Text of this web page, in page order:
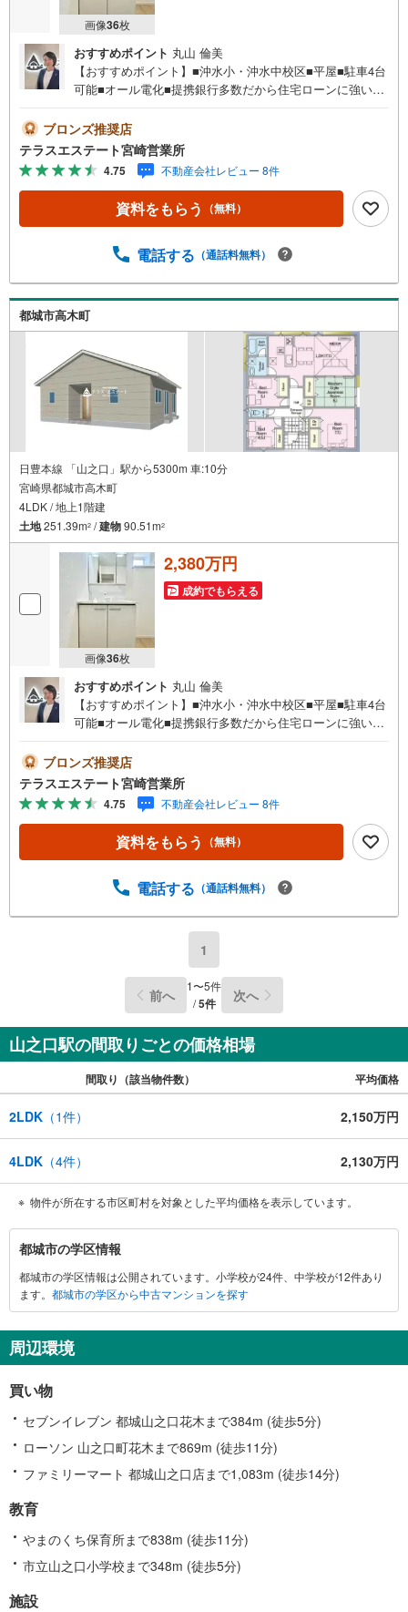
画像36枚
おすすめポイント 丸山 倫美
【おすすめポイント】■沖水小・沖水中校区■平屋■駐車4台
可能■オール電化■提携銀行多数だから住宅ローンに強い！
ある方ご相談ください。■ご見学・ローン相談だけでも大歓
迎！ 平日・土日祝いつでもご案内可能。 『今すぐ見たい』
にもできるだけ対応いたします（＾＾） 短時間でのご見学
も大歓迎。 お仕事帰りのご見学も可能。ご希望の日時や時
間お気軽にお申し付けください。 ●住宅ローンの相談大歓
迎（無料）『支払いができるか不安…』『頭金が用意でき
↓↓↓↓↓ テラスエステートなら… ・頭金ゼロ・ボーナス払
借入れのある方や過去にローン審査がダメだった方もご相
談可能。『無理のない支払いでマイホーム購入』をご提案
いたします。
ブロンズ推奨店
テラスエステート宮崎営業所
4.75 不動産会社レビュー 8件
資料をもらう （無料）
電話する （通話料無料）
都城市高木町
日豊本線 「山之口」駅から5300m 車:10分
宮崎県都城市高木町
4LDK / 地上1階建
土地251.39m2 /建物90.51m2
画像36枚
2,380万円
成約でもらえる
おすすめポイント 丸山 倫美
【おすすめポイント】■沖水小・沖水中校区■平屋■駐車4台
可能■オール電化■提携銀行多数だから住宅ローンに強い！
ある方ご相談ください。■ご見学・ローン相談だけでも大歓
迎！ 平日・土日祝いつでもご案内可能。 『今すぐ見たい』
にもできるだけ対応いたします（＾＾） 短時間でのご見学
も大歓迎。 お仕事帰りのご見学も可能。ご希望の日時や時
間お気軽にお申し付けください。 ●住宅ローンの相談大歓
迎（無料）『支払いができるか不安…』『頭金が用意でき
↓↓↓↓↓ テラスエステートなら… ・頭金ゼロ・ボーナス払
借入れのある方や過去にローン審査がダメだった方もご相
ブロンズ推奨店
テラスエステート宮崎営業所
4.75 不動産会社レビュー 8件
資料をもらう （無料）
電話する （通話料無料）
1
前へ 1〜5件
/5件 次へ
山之口駅の間取りごとの価格相場
間取り（該当物件数） 平均価格
2LDK （1件） 2,150万円
4LDK （4件） 2,130万円
物件が所在する市区町村を対象とした平均価格を表示しています。
都
城
市
に
す
る
報
都城市の学区情報
都城市の学区情報は公開されています。小学校が24件、中学校が12件あり
ます。 都城市の学区から中古マンションを探す
周辺環境
買い物
セブンイレブン 都城山之口花木まで384m (徒歩5分)
ローソン 山之口町花木まで869m (徒歩11分)
ファミリーマート 都城山之口店まで1,083m (徒歩14分)
教育
やまのくち保育所まで838m (徒歩11分)
市立山之口小学校まで348m (徒歩5分)
施設